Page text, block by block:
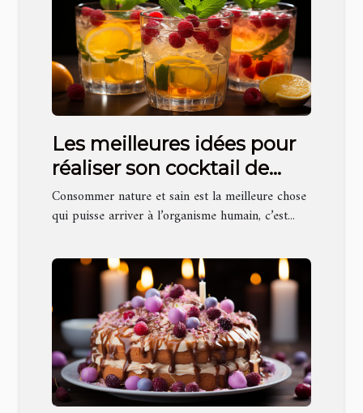
Les meilleures idées pour
réaliser son cocktail de
fruit
Consommer nature et sain est la meilleure chose
qui puisse arriver à l’organisme humain, c’est...